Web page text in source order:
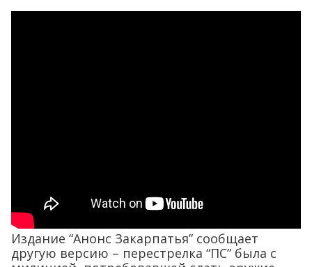
Издание “Анонс Закарпатья” сообщает
другую версию – перестрелка “ПС” была с